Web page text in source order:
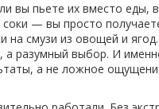
вы пьете их вместо еды,
— вы просто
на смузи из овощей и
а разумный выбор. И
а не ложное